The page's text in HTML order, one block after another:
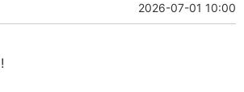
2026-07-01 10:00